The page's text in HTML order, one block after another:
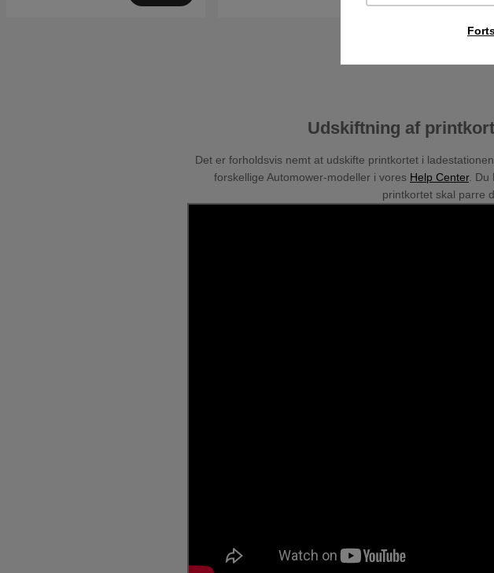
Udskiftning af
Det er forholdsvis nemt at udskifte printkortet i
forskellige Automower-modeller i vores Help Center. Du
printkortet skal parre